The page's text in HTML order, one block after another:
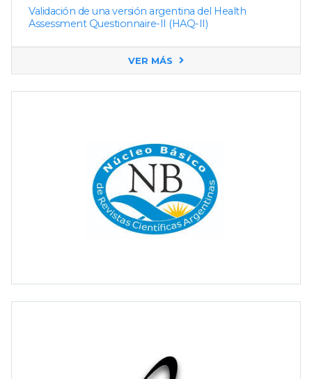
Validación de una versión argentina del Health
Assessment Questionnaire-II (HAQ-II)
VER MÁS